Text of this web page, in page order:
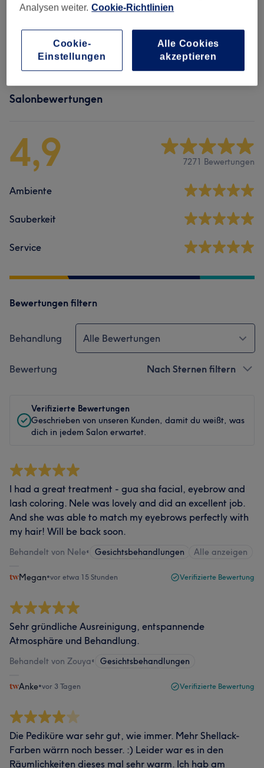
MDC Körper INDIVIDUELL
Salonbewertungen
4,9 7271 Bewertungen
Ambiente
Sauberkeit
Service
Bewertungen filtern
Behandlung Alle Bewertungen
Bewertung Nach Sternen filtern
Verifizierte Bewertungen
Geschrieben von unseren Kunden, damit du weißt, was
dich in jedem Salon erwartet.
I had a great treatment - gua sha facial, eyebrow and
lash coloring. Nele was lovely and did an excellent job.
And she was able to match my eyebrows perfectly with
my hair! Will be back soon.
Behandelt von Nele• Gesichtsbehandlungen Alle anzeigen
Megan•vor etwa 15 Stunden Verifizierte Bewertung
Sehr gründliche Ausreinigung, entspannende
Atmosphäre und Behandlung.
Behandelt von Zouya• Gesichtsbehandlungen
Anke•vor 3 Tagen Verifizierte Bewertung
Die Pediküre war sehr gut, wie immer. Mehr Shellack-
Farben wärrn noch besser. :) Leider war es in den
Räumlichkeiten dieses mal sehr warm. Ich hab am
Analysen weiter. Cookie-Richtlinien
Cookie-
Einstellungen
Alle Cookies
akzeptieren